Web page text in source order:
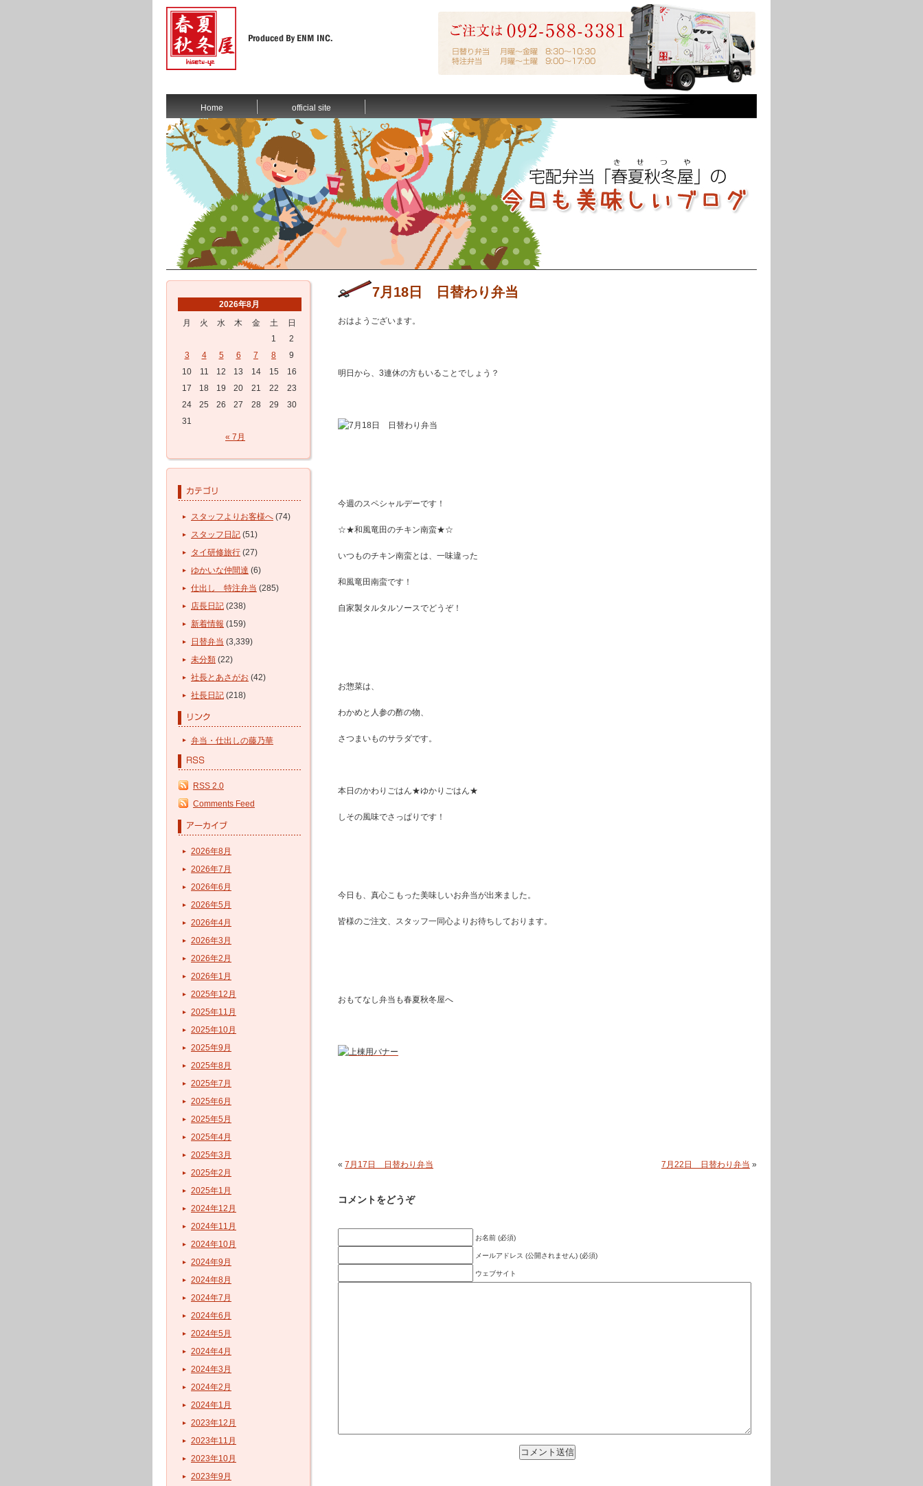
Home official site
2026年8月
月
火 水 木 金 土
日
1
2
3
4 5 6 7 8
9
10
11 12 13 14 15
16
17
18 19 20 21 22
23
24
25 26 27 28 29
30
31
« 7月
スタッフよりお客様へ (74)
スタッフ日記 (51)
タイ研修旅行 (27)
ゆかいな仲間達 (6)
仕出し 特注弁当 (285)
店長日記 (238)
新着情報 (159)
日替弁当 (3,339)
未分類 (22)
社長とあさがお (42)
社長日記 (218)
弁当・仕出しの藤乃華
RSS 2.0
Comments Feed
2026年8月
2026年7月
2026年6月
2026年5月
2026年4月
2026年3月
2026年2月
2026年1月
2025年12月
2025年11月
2025年10月
2025年9月
2025年8月
2025年7月
2025年6月
2025年5月
2025年4月
2025年3月
2025年2月
2025年1月
2024年12月
2024年11月
2024年10月
2024年9月
2024年8月
2024年7月
2024年6月
2024年5月
2024年4月
2024年3月
2024年2月
2024年1月
2023年12月
2023年11月
2023年10月
2023年9月
7月18日 日替わり弁当
おはようございます。
明日から、3連休の方もいることでしょう？
今週のスペシャルデーです！
☆★和風竜田のチキン南蛮★☆
いつものチキン南蛮とは、一味違った
和風竜田南蛮です！
自家製タルタルソースでどうぞ！
お惣菜は、
わかめと人参の酢の物、
さつまいものサラダです。
本日のかわりごはん★ゆかりごはん★
しその風味でさっぱりです！
今日も、真心こもった美味しいお弁当が出来ました。
皆様のご注文、スタッフ一同心よりお待ちしております。
おもてなし弁当も春夏秋冬屋へ
« 7月17日 日替わり弁当 7月22日 日替わり弁当 »
コメントをどうぞ
お名前 (必須)
メールアドレス (公開されません) (必須)
ウェブサイト